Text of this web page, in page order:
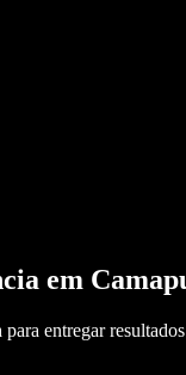
em
entregar